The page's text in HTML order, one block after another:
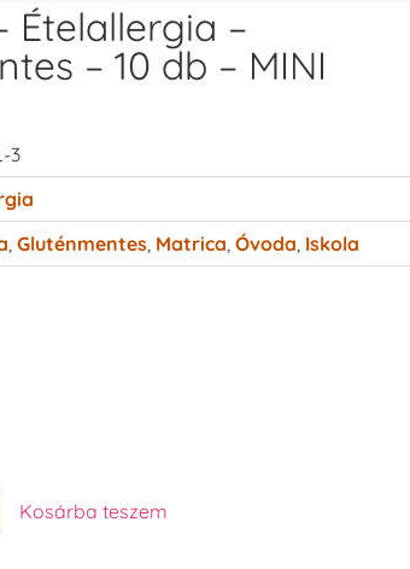
Ételallergia –
– 10 db – MINI
3
Gluténmentes, Matrica Óvoda Iskola
Kosárba teszem